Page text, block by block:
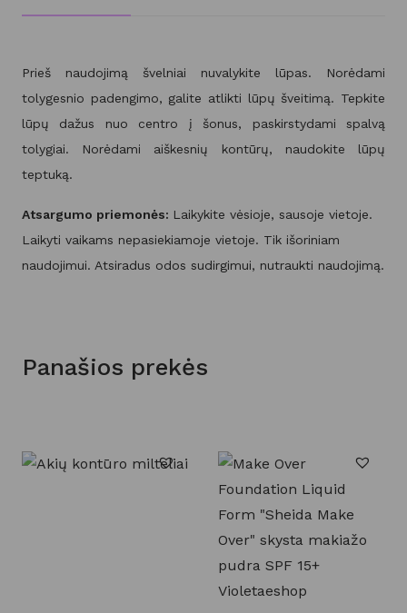
Prieš naudojimą švelniai nuvalykite lūpas. Norėdami
tolygesnio padengimo, galite atlikti lūpų šveitimą. Tepkite
lūpų dažus nuo centro į šonus, paskirstydami spalvą
tolygiai. Norėdami aiškesnių kontūrų, naudokite lūpų
teptuką.
Atsargumo priemonės: Laikykite vėsioje, sausoje vietoje.
Laikyti vaikams nepasiekiamoje vietoje. Tik išoriniam
naudojimui. Atsiradus odos sudirgimui, nutraukti naudojimą.
Panašios prekės